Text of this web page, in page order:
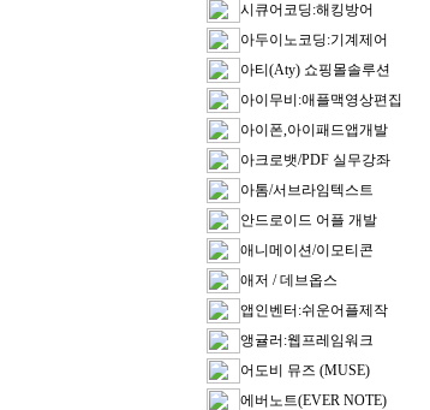
시큐어코딩:해킹방어
아두이노코딩:기계제어
아티(Aty) 쇼핑몰솔루션
아이무비:애플맥영상편집
아이폰,아이패드앱개발
아크로뱃/PDF 실무강좌
아톰/서브라임텍스트
안드로이드 어플 개발
애니메이션/이모티콘
애저 / 데브옵스
앱인벤터:쉬운어플제작
앵귤러:웹프레임워크
어도비 뮤즈 (MUSE)
에버노트(EVER NOTE)